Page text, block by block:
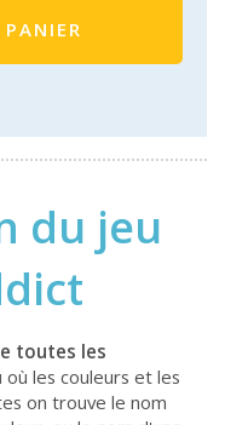
du jeu
toutes les
les couleurs et les
on trouve le nom